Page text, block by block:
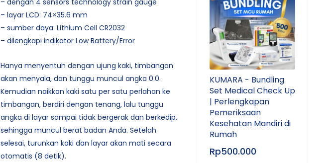
– dengan 4 sensors technology strain gauge
– layar LCD: 74×35.6 mm
– sumber daya: Lithium Cell CR2032
– dilengkapi indikator Low Battery/Error
Hanya menyentuh dengan ujung kaki, timbangan
akan menyala, dan tunggu muncul angka 0.0.
Kemudian naikkan kaki satu per satu perlahan ke
timbangan, berdiri dengan tenang, lalu tunggu
angka di layar sampai tidak bergerak dan berkedip,
sehingga muncul berat badan Anda. Setelah
selesai, turunkan kaki dan layar akan mati secara
otomatis (8 detik).
KUMARA - Bundling
Set Medical Check Up
| Perlengkapan
Pemeriksaan
Kesehatan Mandiri di
Rumah
Rp500.000